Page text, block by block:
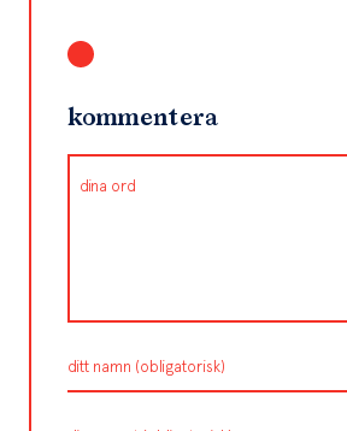
kommentera